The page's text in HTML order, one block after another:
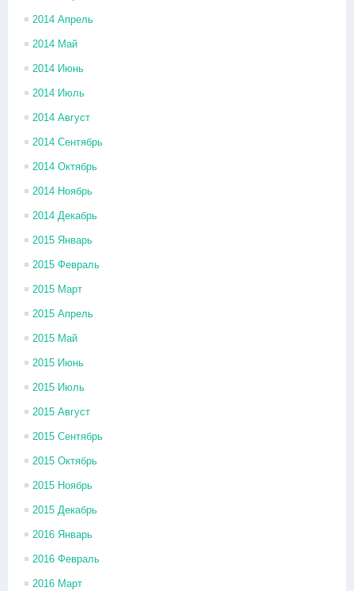
2014 Апрель
2014 Май
2014 Июнь
2014 Июль
2014 Август
2014 Сентябрь
2014 Октябрь
2014 Ноябрь
2014 Декабрь
2015 Январь
2015 Февраль
2015 Март
2015 Апрель
2015 Май
2015 Июнь
2015 Июль
2015 Август
2015 Сентябрь
2015 Октябрь
2015 Ноябрь
2015 Декабрь
2016 Январь
2016 Февраль
2016 Март